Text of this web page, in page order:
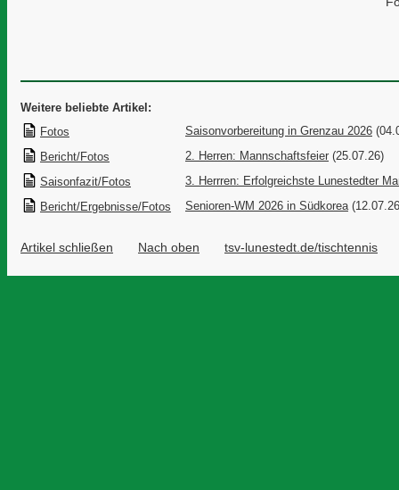
Weitere beliebte Artikel:
Fotos
Saisonvorbereitung in Grenzau 2026
Bericht/Fotos
2. Herren: Mannschaftsfeier (25.07.26)
Saisonfazit/Fotos
3. Herrren: Erfolgreichste Lunestedter
Bericht/Ergebnisse/Fotos
Senioren-WM 2026 in Südkorea
Artikel schließen Nach oben tsv-lunestedt.de/tischtennis